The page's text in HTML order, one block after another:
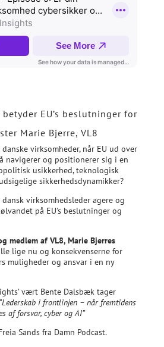
EU’s beslutninger for
Marie Bjerre, VL8
virksomheder, når EU ud over
navigerer og positionerer sig i en
usikkerhed, teknologisk
sikkerhedsdynamikker?
virksomhedsleder agere og
på EU’s beslutninger og
medlem af VL8, Marie Bjerres
lige nu og konsekvenserne for
muligheder og ansvar i en ny
vært Bente Dalsbæk tager
”Lederskab i frontlinjen – når fremtidens
af forsvar, cyber og AI”
Sands fra Damn Podcast.